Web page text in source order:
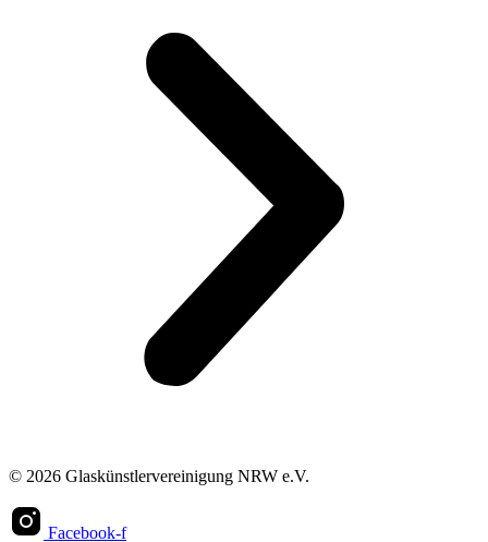
© 2026 Glaskünstlervereinigung NRW e.V.
Facebook-f